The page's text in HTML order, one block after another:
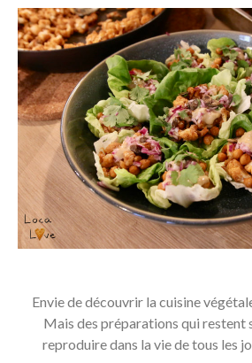
Envie de découvrir la cuisine
Mais des préparations qui restent
reproduire dans la vie de tous les